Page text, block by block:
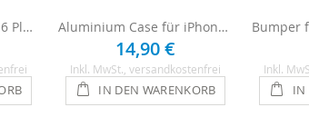
Glitzerfolie für iPhone 6 Plus - Anthrazit Aluminium Case für iPhone 6 Plus / 6s Plus -Schwarz
14,90 €
Inkl. MwSt. , versandkostenfrei
IN DEN WARENKORB
Inkl.
IN